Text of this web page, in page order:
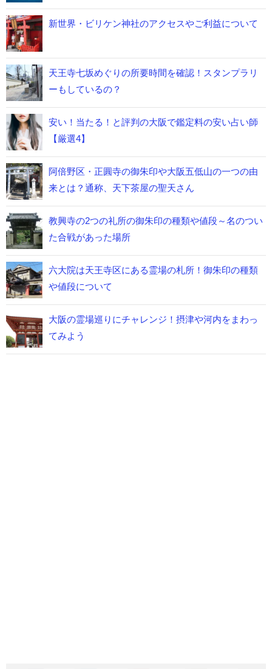
新世界・ビリケン神社のアクセスやご利益について
天王寺七坂めぐりの所要時間を確認！スタンプラリ
ーもしているの？
安い！当たる！と評判の大阪で鑑定料の安い占い師
【厳選4】
阿倍野区・正圓寺の御朱印や大阪五低山の一つの由
来とは？通称、天下茶屋の聖天さん
教興寺の2つの礼所の御朱印の種類や値段～名のつい
た合戦があった場所
六大院は天王寺区にある霊場の札所！御朱印の種類
や値段について
大阪の霊場巡りにチャレンジ！摂津や河内をまわっ
てみよう